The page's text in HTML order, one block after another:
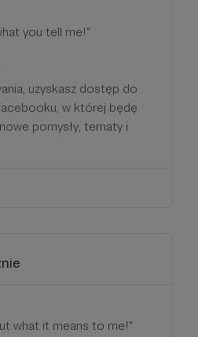
you tell me!"
uzyskasz dostęp do
w której będę
pomysły, tematy i
what it means to me!"